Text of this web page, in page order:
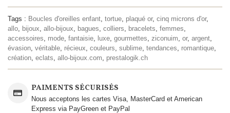
Tags : Boucles d'oreilles enfant tortue plaqué or, cinq microns d'or,
allo bijoux allo-bijoux bagues colliers bracelets femmes
accessoires
mode fantaisie luxe gourmettes ziconuim or, argent
évasion véritable récieux couleurs sublime tendances romantique
création eclats allo-bijoux.com prestalogik.ch
PAIMENTS SÉCURISÉS
Nous acceptons les cartes Visa, MasterCard et American
Express via PayGreen et PayPal